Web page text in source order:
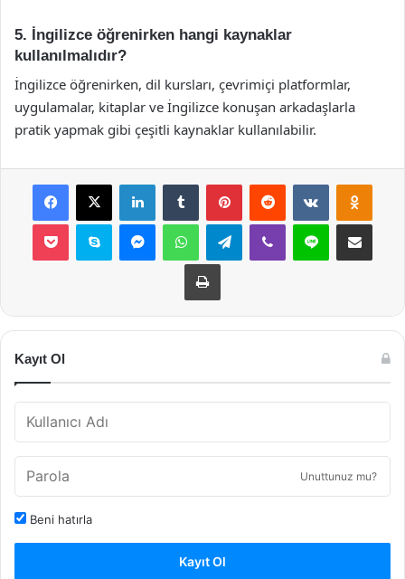
5. İngilizce öğrenirken hangi kaynaklar
kullanılmalıdır?
İngilizce öğrenirken, dil kursları, çevrimiçi platformlar,
uygulamalar, kitaplar ve İngilizce konuşan arkadaşlarla
pratik yapmak gibi çeşitli kaynaklar kullanılabilir.
Facebook
X LinkedInTumblr PinterestReddit VKontakte
Pocket Skype MessengerWhatsAppTelegramViber Line E-Posta ile
Yazdır
Kayıt Ol
Unuttunuz mu?
Beni hatırla
Kayıt Ol